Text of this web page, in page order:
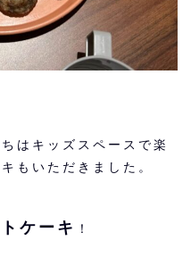
はキッズスペースで楽
もいただきました。
ケーキ ！